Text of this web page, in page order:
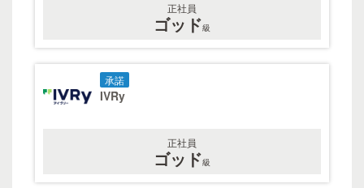
正社員
ゴッド級
承諾
IVRy
正社員
ゴッド級